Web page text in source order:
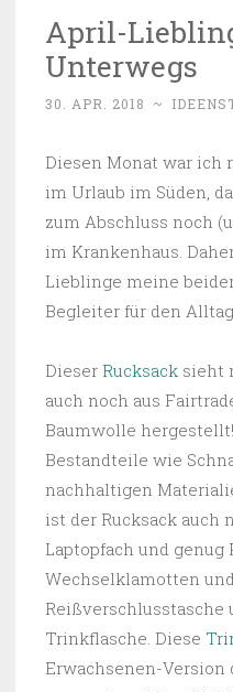
April-
Unterwegs
30. APR. 2018 ~
Diesen Monat war ich
im Urlaub im Süden,
zum Abschluss noch
im Krankenhaus.
Lieblinge meine
Begleiter für den
Dieser Rucksack sieht
auch noch aus
Baumwolle
Bestandteile wie
nachhaltigen
ist der Rucksack
Laptopfach und genug
Wechselklamotten
Reißverschlusstasche
Trinkflasche. Diese
Erwachsenen-